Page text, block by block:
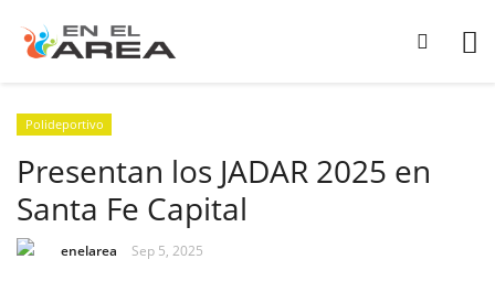
Polideportivo
Presentan los JADAR 2025 en
Santa Fe Capital
enelarea Sep 5, 2025